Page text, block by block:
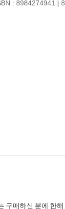
: 8984274941 |
구매하신 분에 한해